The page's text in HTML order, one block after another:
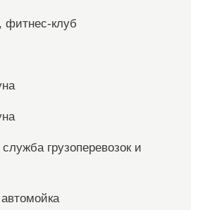
фитнес-клуб
грузоперевозок и